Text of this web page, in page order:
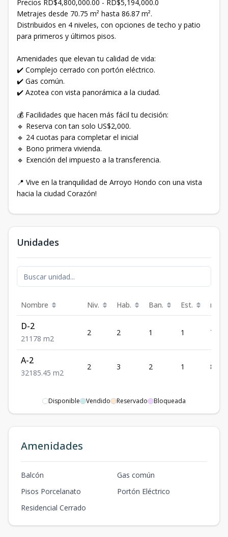
Precios RD$4,800,000.00 - RD$5,194,000.0
Metrajes desde 70.75 m² hasta 86.87 m².
Distribuidos en 4 niveles, con opciones de techo y patio
para primeros y últimos pisos.
Amenidades que elevan tu calidad de vida:
✔️ Complejo cerrado con portón eléctrico.
✔️ Gas común.
✔️ Azotea con vista panorámica a la ciudad.
💰 Facilidades que hacen más fácil tu decisión:
🔹 Reserva con tan solo US$2,000.
🔹 24 cuotas para completar el inicial
🔹 Bono primera vivienda.
🔹 Exención del impuesto a la transferencia.
📍 Vive en la tranquilidad de Arroyo Hondo con una vista
hacia la ciudad Corazón!
Unidades
Nombre Niv. Hab. Ban. Est. m²
D-2
21 1 78 m2
2 2 1 1 78
A-2
321 85.45 m2
2 3 2 1 85.45
Disponible Vendido Reservado Bloqueada
Amenidades
Balcón
Gas común
Pisos Porcelanato
Portón Eléctrico
Residencial Cerrado